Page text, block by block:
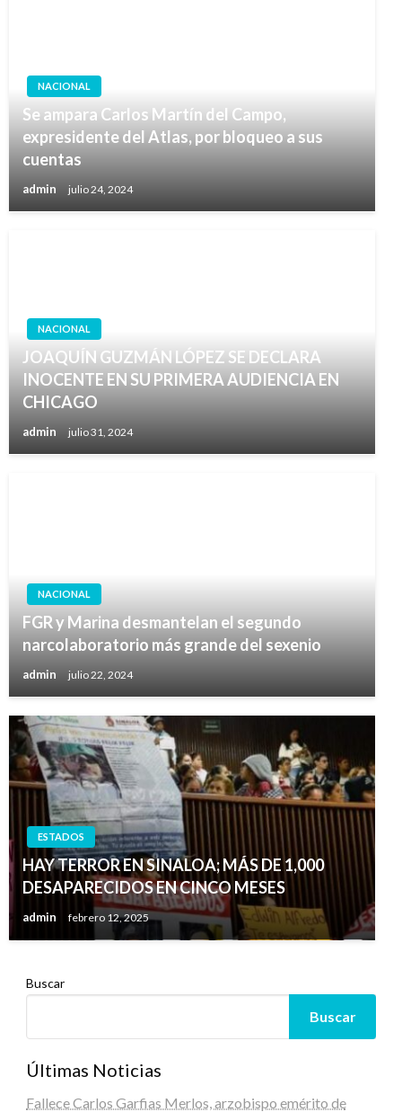
NACIONAL
Se ampara Carlos Martín del Campo,
expresidente del Atlas, por bloqueo a sus
cuentas
admin julio 24, 2024
NACIONAL
JOAQUÍN GUZMÁN LÓPEZ SE DECLARA
INOCENTE EN SU PRIMERA AUDIENCIA EN
CHICAGO
admin julio 31, 2024
NACIONAL
FGR y Marina desmantelan el segundo
narcolaboratorio más grande del sexenio
admin julio 22, 2024
ESTADOS
HAY TERROR EN SINALOA; MÁS DE 1,000
DESAPARECIDOS EN CINCO MESES
admin febrero 12, 2025
Buscar
Buscar
Últimas Noticias
Fallece Carlos Garfias Merlos, arzobispo emérito de